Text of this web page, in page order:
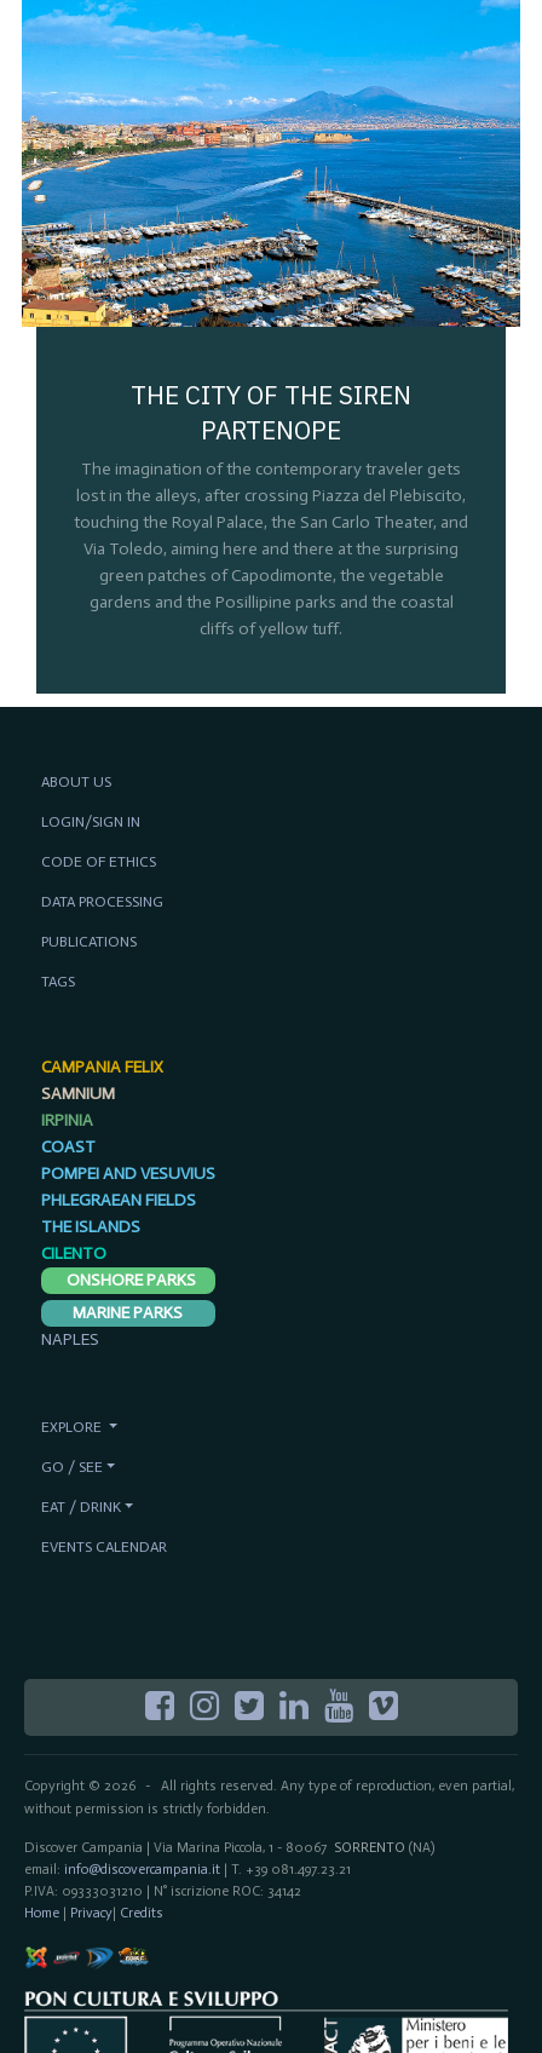
THE CITY OF THE SIREN
PARTENOPE
The imagination of the contemporary traveler gets
lost in the alleys, after crossing Piazza del Plebiscito,
touching the Royal Palace, the San Carlo Theater, and
Via Toledo, aiming here and there at the surprising
green patches of Capodimonte, the vegetable
gardens and the Posillipine parks and the coastal
cliffs of yellow tuff.
Copyright © 2026- All rights reserved. Any type of reproduction, even partial,
without permission is strictly forbidden.
Discover Campania | Via Marina Piccola, 1 - 80067 SORRENTO (NA)
email: info@discovercampania.it| T. +39 081.497.23.21
P.IVA: 09333031210 | N° iscrizione ROC: 34142
Home| Privacy| Credits
ABOUT US
LOGIN/SIGN IN
CODE OF ETHICS
DATA PROCESSING
PUBLICATIONS
TAGS
CAMPANIA FELIX
SAMNIUM
IRPINIA
COAST
POMPEI AND VESUVIUS
PHLEGRAEAN FIELDS
THE ISLANDS
CILENTO
ONSHORE PARKS
MARINE PARKS
NAPLES
EXPLORE
GO / SEE
EAT / DRINK
EVENTS CALENDAR